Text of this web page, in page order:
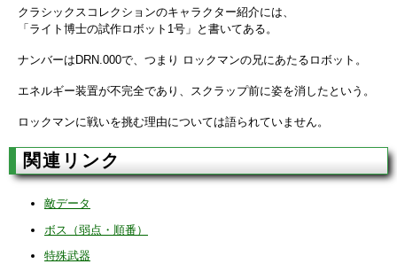
クラシックスコレクションのキャラクター紹介には、
「ライト博士の試作ロボット1号」と書いてある。
ナンバーはDRN.000で、つまり ロックマンの兄にあたるロボット。
エネルギー装置が不完全であり、スクラップ前に姿を消したという。
ロックマンに戦いを挑む理由については語られていません。
関連リンク
敵データ
ボス（弱点・順番）
特殊武器